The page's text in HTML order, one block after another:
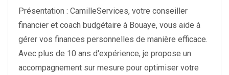
Présentation : CamilleServices, votre conseiller
financier et coach budgétaire à Bouaye, vous aide à
gérer vos finances personnelles de manière efficace.
Avec plus de 10 ans d'expérience, je propose un
accompagnement sur mesure pour optimiser votre